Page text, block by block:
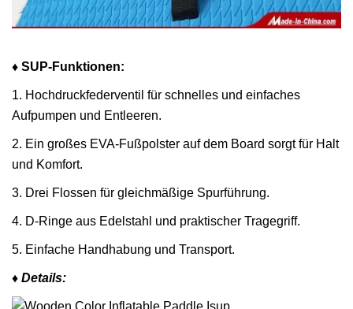
♦ SUP-Funktionen:
1. Hochdruckfederventil für schnelles und einfaches
Aufpumpen und Entleeren.
2. Ein großes EVA-Fußpolster auf dem Board sorgt für Halt
und Komfort.
3. Drei Flossen für gleichmäßige Spurführung.
4. D-Ringe aus Edelstahl und praktischer Tragegriff.
5. Einfache Handhabung und Transport.
♦ Details: